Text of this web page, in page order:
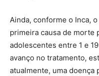
Ainda, conforme o Inca,
primeira causa de morte
adolescentes entre 1 e
avanço no tratamento,
atualmente, uma doença